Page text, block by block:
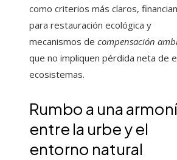
como criterios más claros,
para restauración ecológica y
mecanismos de compensación
que no impliquen pérdida neta de
ecosistemas.
Rumbo a una
entre la urbe y el
entorno natural